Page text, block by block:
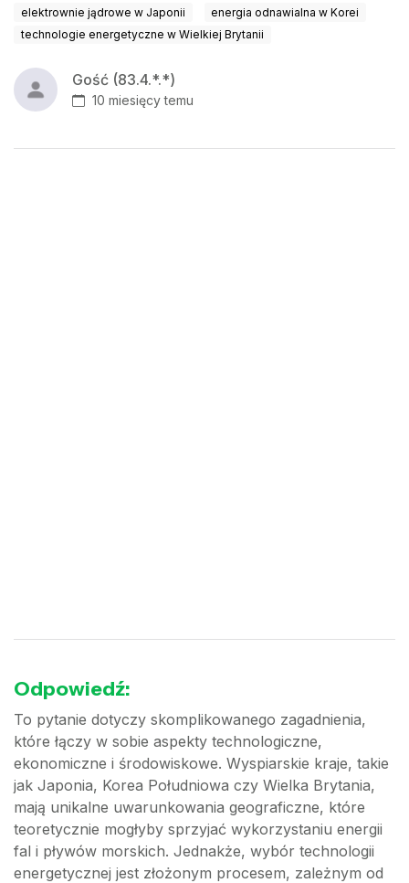
elektrownie jądrowe w Japonii
energia odnawialna w Korei
technologie energetyczne w Wielkiej Brytanii
Gość (83.4.*.*)
10 miesięcy temu
Odpowiedź:
To pytanie dotyczy skomplikowanego zagadnienia,
które łączy w sobie aspekty technologiczne,
ekonomiczne i środowiskowe. Wyspiarskie kraje, takie
jak Japonia, Korea Południowa czy Wielka Brytania,
mają unikalne uwarunkowania geograficzne, które
teoretycznie mogłyby sprzyjać wykorzystaniu energii
fal i pływów morskich. Jednakże, wybór technologii
energetycznej jest złożonym procesem, zależnym od